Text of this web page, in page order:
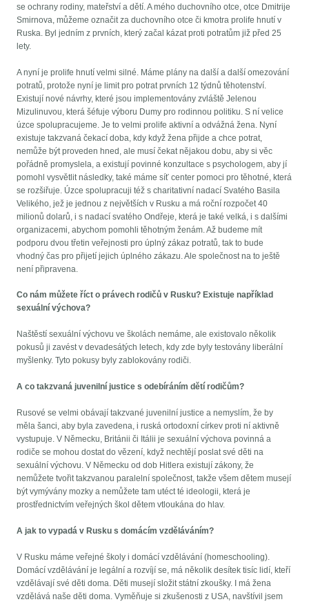
se ochrany rodiny, mateřství a dětí. A mého duchovního otce, otce Dmitrije
Smirnova, můžeme označit za duchovního otce či kmotra prolife hnutí v
Ruska. Byl jedním z prvních, který začal kázat proti potratům již před 25
lety.
A nyní je prolife hnutí velmi silné. Máme plány na další a další omezování
potratů, protože nyní je limit pro potrat prvních 12 týdnů těhotenství.
Existují nové návrhy, které jsou implementovány zvláště Jelenou
Mizulinuvou, která šéfuje výboru Dumy pro rodinnou politiku. S ní velice
úzce spolupracujeme. Je to velmi prolife aktivní a odvážná žena. Nyní
existuje takzvaná čekací doba, kdy když žena přijde a chce potrat,
nemůže být proveden hned, ale musí čekat nějakou dobu, aby si věc
pořádně promyslela, a existují povinné konzultace s psychologem, aby jí
pomohl vysvětlit následky, také máme síť center pomoci pro těhotné, která
se rozšiřuje. Úzce spolupracuji též s charitativní nadací Svatého Basila
Velikého, jež je jednou z největších v Rusku a má roční rozpočet 40
milionů dolarů, i s nadací svatého Ondřeje, která je také velká, i s dalšími
organizacemi, abychom pomohli těhotným ženám. Až budeme mít
podporu dvou třetin veřejnosti pro úplný zákaz potratů, tak to bude
vhodný čas pro přijetí jejich úplného zákazu. Ale společnost na to ještě
není připravena.
Co nám můžete říct o právech rodičů v Rusku? Existuje například
sexuální výchova?
Naštěstí sexuální výchovu ve školách nemáme, ale existovalo několik
pokusů ji zavést v devadesátých letech, kdy zde byly testovány liberální
myšlenky. Tyto pokusy byly zablokovány rodiči.
A co takzvaná juvenilní justice s odebíráním dětí rodičům?
Rusové se velmi obávají takzvané juvenilní justice a nemyslím, že by
měla šanci, aby byla zavedena, i ruská ortodoxní církev proti ní aktivně
vystupuje. V Německu, Británii či Itálii je sexuální výchova povinná a
rodiče se mohou dostat do vězení, když nechtějí poslat své děti na
sexuální výchovu. V Německu od dob Hitlera existují zákony, že
nemůžete tvořit takzvanou paralelní společnost, takže všem dětem musejí
být vymývány mozky a nemůžete tam utéct té ideologii, která je
prostřednictvím veřejných škol dětem vtloukána do hlav.
A jak to vypadá v Rusku s domácím vzděláváním?
V Rusku máme veřejné školy i domácí vzdělávání (homeschooling).
Domácí vzdělávání je legální a rozvíjí se, má několik desítek tisíc lidí, kteří
vzdělávají své děti doma. Děti musejí složit státní zkoušky. I má žena
vzdělává naše děti doma. Vyměňuje si zkušenosti z USA, navštívil jsem